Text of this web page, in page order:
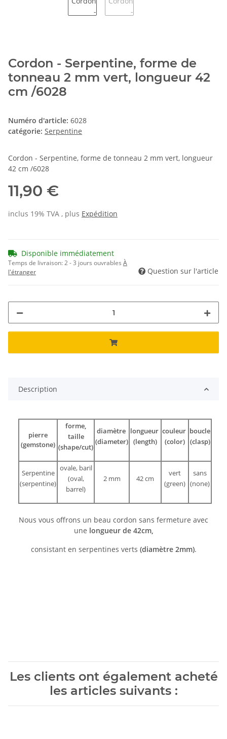
Cordon - Serpentine, forme de
tonneau 2 mm vert, longueur 42
cm /6028
Numéro d'article: 6028
catégorie: Serpentine
Cordon - Serpentine, forme de tonneau 2 mm vert, longueur
42 cm /6028
11,90 €
inclus 19% TVA , plus Expédition
Disponible immédiatement
Temps de livraison:2 - 3 jours ouvrables À
l'étranger
Question sur l'article
Description
pierre
(gemstone)
forme,
taille
(shape/cut)
diamètre
(diameter)
longueur
(length)
couleur
(color)
boucle
(clasp)
Serpentine
(serpentine)
ovale, baril
(oval,
barrel)
2 mm 42 cm
vert
(green)
sans
(none)
Nous vous offrons un beau cordon sans fermeture avec
une longueur de 42cm,
consistant en serpentines verts (diamètre 2mm).
Les clients ont également acheté
les articles suivants :